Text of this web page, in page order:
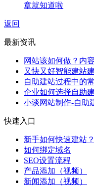
章就知道啦
返回
最新资讯
网站该如何做？内
又快又好智能建站
自助建站过程中的
企业如何选择自助
小谈网站制作-自助
快速入口
新手如何快速建站？
如何绑定域名
SEO设置流程
产品添加（视频）
新闻添加（视频）